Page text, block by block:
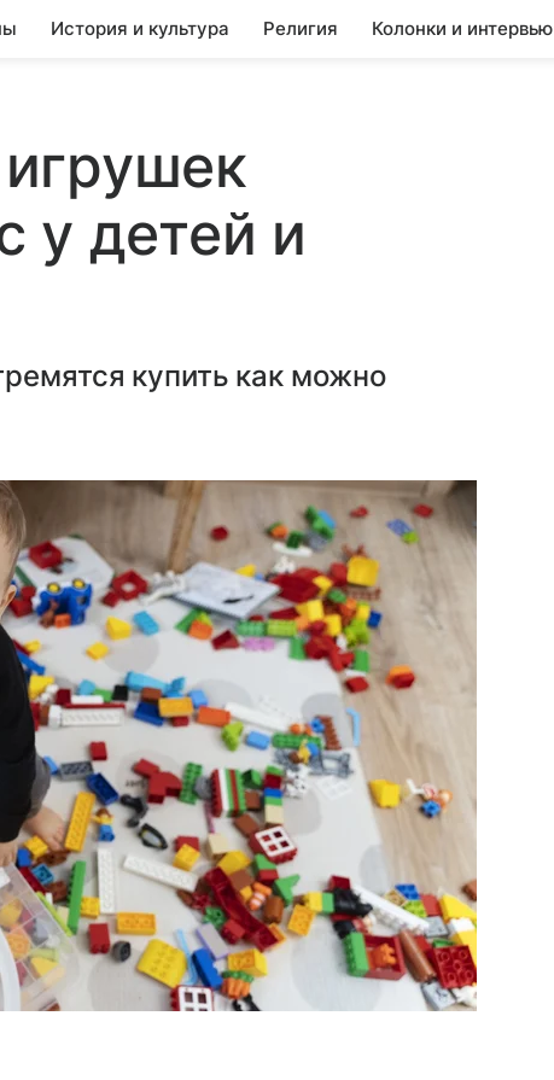
История и культура Религия Колонки и интервью
у детей и
купить как можно